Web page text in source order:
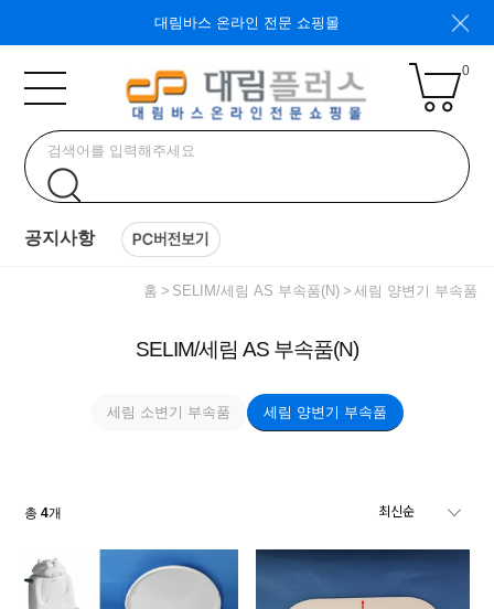
대림바스 온라인 전문 쇼핑몰
0
공지사항
홈 SELIM/세림 AS 부속품(N) 세림 양변기 부속품
SELIM/세림 AS 부속품(N)
세림 소변기 부속품 세림 양변기 부속품
총4개